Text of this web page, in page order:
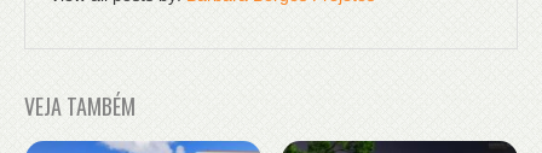
VEJA TAMBÉM